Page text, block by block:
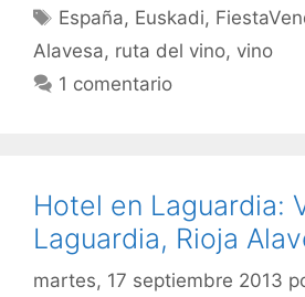
Etiquetas
España, Euskadi,
Alavesa, ruta del vino, vino
1 comentario
Hotel en Laguardia:
Laguardia, Rioja
martes, 17 septiembre 2013